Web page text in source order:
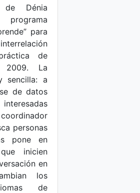
de Dénia
para
de
2009. La
sencilla: a
de datos
personas
pone en
inicien
en
los
de